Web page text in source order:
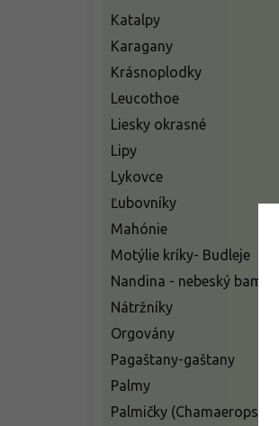
Katalpy
Karagany
Krásnoplodky
Leucothoe
Liesky okrasné
Lipy
Lykovce
Ľubovníky
Mahónie
Motýlie kríky- Budleje
Nandina - nebeský bambus
Nátržníky
Orgovány
Pagaštany-gaštany
Palmy
Palmičky (Chamaerops)